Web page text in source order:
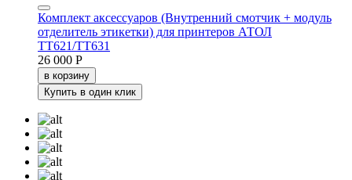
Комплект аксессуаров (Внутренний смотчик + модуль
отделитель этикетки) для принтеров АТОЛ
TT621/TT631
26 000 Р
в корзину
Купить в один клик